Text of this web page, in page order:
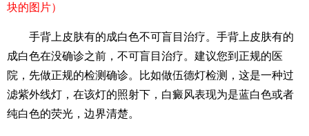
块的图片）
手背上皮肤有的成白色不可盲目治疗。手背上皮肤有的
成白色在没确诊之前，不可盲目治疗。建议您到正规的医
院，先做正规的检测确诊。比如做伍德灯检测，这是一种过
滤紫外线灯，在该灯的照射下，白癜风表现为是蓝白色或者
纯白色的荧光，边界清楚。